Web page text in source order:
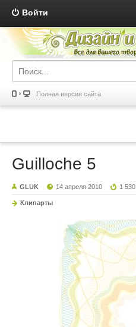
Войти
Полная версия сайта
Guilloche 5
GLUK 14 апреля 2010 1 530
Клипарты